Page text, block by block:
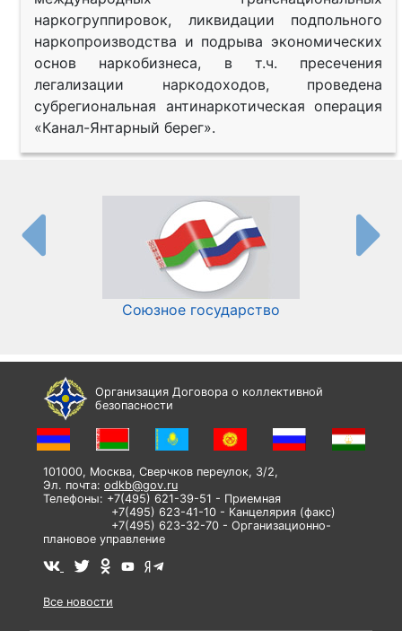
наркогруппировок, ликвидации подпольного
наркопроизводства и подрыва экономических
основ наркобизнеса, в т.ч. пресечения
легализации наркодоходов, проведена
субрегиональная антинаркотическая операция
«Канал-Янтарный берег».
Союзное государство
Организация Договора о коллективной
безопасности
101000, Москва, Сверчков переулок, 3/2,
Эл. почта: odkb@gov.ru
Телефоны: +7(495) 621-39-51 - Приемная
+7(495) 623-41-10 - Канцелярия (факс)
+7(495) 623-32-70 - Организационно-
плановое управление
Все новости